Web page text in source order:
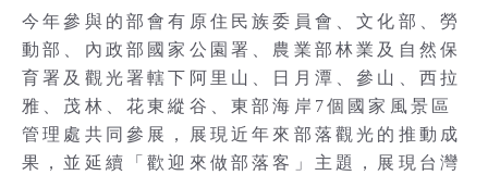
今年參與的部會有原住民族委員會、文化部、勞
動部、內政部國家公園署、農業部林業及自然保
育署及觀光署轄下阿里山、日月潭、參山、西拉
雅、茂林、花東縱谷、東部海岸7個國家風景區
管理處共同參展，展現近年來部落觀光的推動成
果，並延續「歡迎來做部落客」主題，展現台灣